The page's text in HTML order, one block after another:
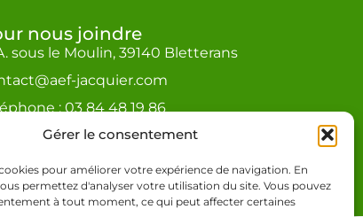
Gérer le consentement
pour améliorer votre expérience de navigation. En
permettez d'analyser votre utilisation du site. Vous pouvez
à tout moment, ce qui peut affecter certaines
nous joindre
sous le Moulin, 39140 Bletterans
jacquier.com
: 03 84 48 19 86